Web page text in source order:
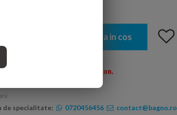
Adauga in cos
la comenzi peste 600 Ron.
de specialitate:
0720456456
contact@bagno.ro